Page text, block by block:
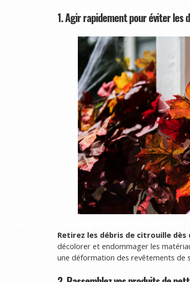
1. Agir rapidement pour éviter les
Retirez les débris de citrouille dès
décolorer et endommager les
une déformation des revêtements de